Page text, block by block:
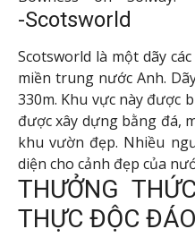
-Scotsworld
Scotsworld là một dãy
miền trung nước Anh.
330m. Khu vực này được
được xây dựng bằng đá,
khu vườn đẹp. Nhiều
diện cho cảnh đẹp của
THƯỞNG
THỰC ĐỘC